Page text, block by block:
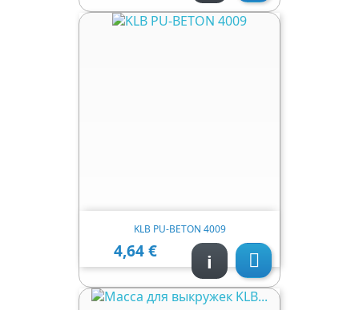
KLB PU-BETON 4009
Ціна
4,64 € 
i